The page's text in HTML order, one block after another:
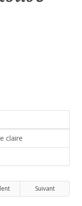
claire
Suivant